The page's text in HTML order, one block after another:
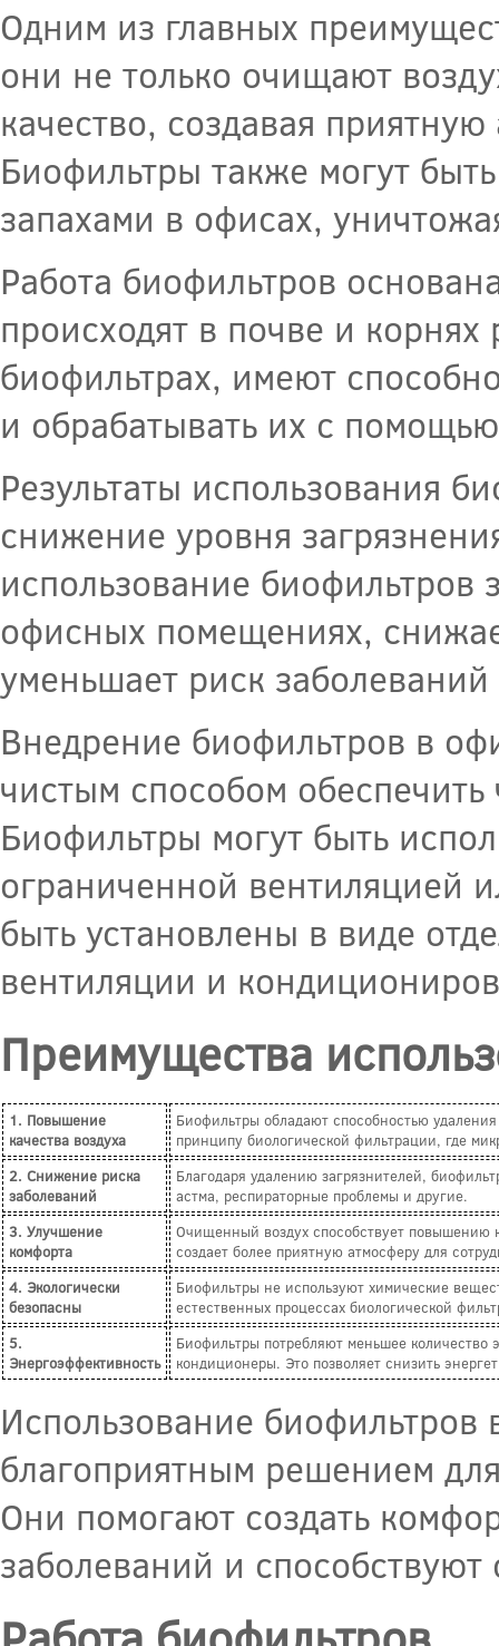
Одним из главных
они не только очищают
качество, создавая
Биофильтры также могут
запахами в офисах,
Работа биофильтров
происходят в почве и
биофильтрах, имеют
и обрабатывать их с
Результаты использования
снижение уровня
использование биофильтров
офисных помещениях,
уменьшает риск
Внедрение биофильтров в
чистым способом
Биофильтры могут быть
ограниченной вентиляцией
быть установлены в виде
вентиляции и
Преимущества
1. Повышение
качества воздуха
Биофильтры обладают способностью
принципу биологической фильтрации, где
2. Снижение риска
заболеваний
Благодаря удалению загрязнителей,
астма, респираторные проблемы и другие.
3. Улучшение
комфорта
Очищенный воздух способствует повышению
создает более приятную атмосферу для
4. Экологически
безопасны
Биофильтры не используют химические
естественных процессах биологической
5.
Энергоэффективность
Биофильтры потребляют меньшее
кондиционеры. Это позволяет снизить
Использование биофильтров
благоприятным решением
Они помогают создать
заболеваний и